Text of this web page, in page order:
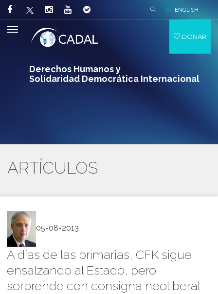
Derechos Humanos y
Solidaridad Democrática Internacional
ENGLISH
DONAR
ARTÍCULOS
05-08-2013
A días de las primarias, CFK sigue
ensalzando al Estado, pero
sorprende con consigna neoliberal